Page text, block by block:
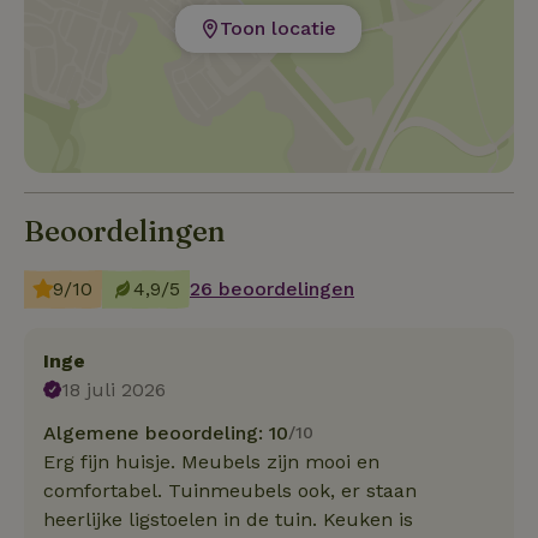
Toon locatie
Beoordelingen
9/10 4,9/5 26 beoordelingen
Inge
18 juli 2026
Algemene beoordeling: 10/10
Erg fijn huisje. Meubels zijn mooi en
comfortabel. Tuinmeubels ook, er staan
heerlijke ligstoelen in de tuin. Keuken is